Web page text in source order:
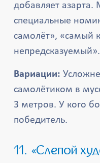
добавляет
специальные
самолёт», «самый
непредсказуемый».
Вариации:
самолётиком в
3 метров. У кого
победитель.
11. «Слепой